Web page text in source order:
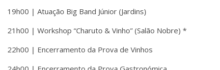
19h00 | Atuação Big Band Júnior (Jardins)
21h00 | Workshop “Charuto & Vinho” (Salão Nobre) *
22h00 | Encerramento da Prova de Vinhos